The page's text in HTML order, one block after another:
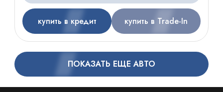
купить в кредит купить в Trade-In
ПОКАЗАТЬ ЕЩЕ АВТО